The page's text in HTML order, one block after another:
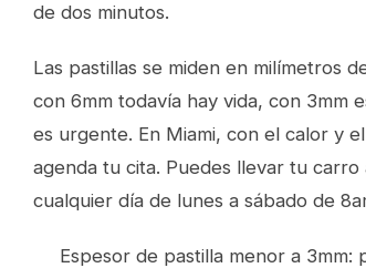
de dos minutos.
Las pastillas se miden en milímetros
con 6mm todavía hay vida, con 3mm
es urgente. En Miami, con el calor y
agenda tu cita. Puedes llevar tu
cualquier día de lunes a sábado de
Espesor de pastilla menor a 3mm: